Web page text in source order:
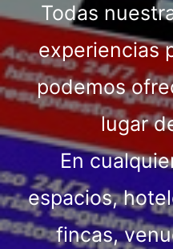
Todas
experiencias
podemos
lugar
En
espacios,
fincas,